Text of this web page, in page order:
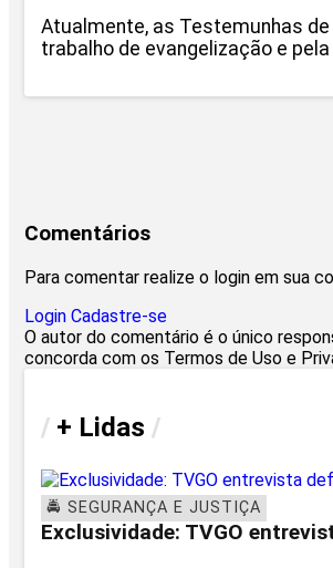
Atualmente, as Testemunhas
trabalho de evangelização e
Comentários
Para comentar realize o login em sua
Login Cadastre-se
O autor do comentário é o único
concorda com os Termos de Uso e
/ + Lidas /
🚔 SEGURANÇA E JUSTIÇA
Exclusividade: TVGO